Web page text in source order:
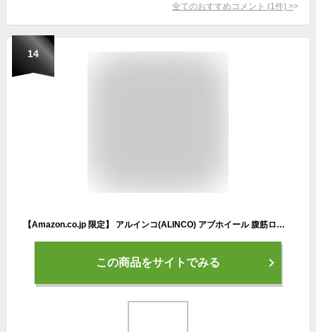
全てのおすすめコメント (1 件) >
14
【Amazon.co.jp 限定】 アルインコ(ALINCO) アブホイール 腹筋ローラー 大型ホイール スポンジ付グリップ 保護マット付き 腹筋 筋トレ 代謝アップ 健康器具 家庭用 静音 耐荷重100kg WBF231A ブラック
この商品をサイトでみる